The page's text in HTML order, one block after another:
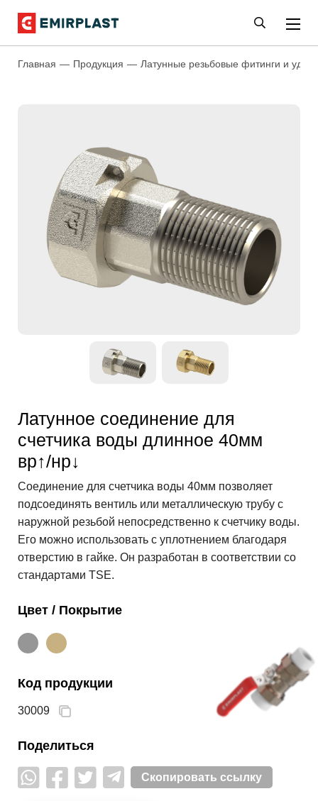
Главная Продукция Латунные резьбовые фитинги и
Латунное соединение для
счетчика воды длинное 40мм
вр↑/нр↓
Соединение для счетчика воды 40мм позволяет
подсоединять вентиль или металлическую трубу с
наружной резьбой непосредственно к счетчику воды.
Его можно использовать с уплотнением благодаря
отверстию в гайке. Он разработан в соответствии со
стандартами TSE.
Цвет / Покрытие
Код продукции
30009
Поделиться
Скопировать ссылку